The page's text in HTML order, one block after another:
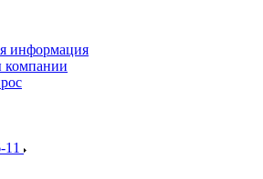
информация
компании
11